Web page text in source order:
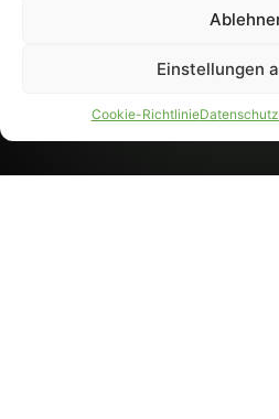
Einstellungen
Cookie-Richtlinie
PARTNER WERDEN
AGB